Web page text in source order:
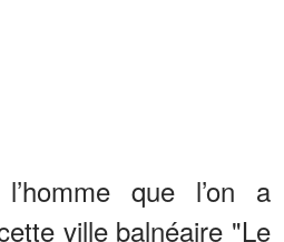
que l’on a
ville balnéaire "Le